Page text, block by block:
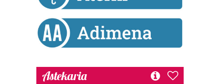
Astekaria